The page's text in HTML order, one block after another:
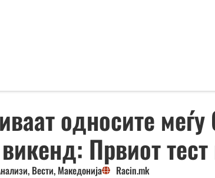
односите
Првиот
, Вести, Македонија Racin.mk